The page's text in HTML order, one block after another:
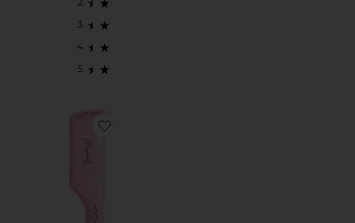
Favorite ONDULADOR DOBLE DOUBLE WAVER